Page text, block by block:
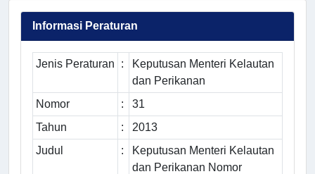
Informasi Peraturan
Jenis Peraturan :
Keputusan Menteri Kelautan
dan Perikanan
Nomor
:
31
Tahun
:
2013
Judul
:
Keputusan Menteri Kelautan
dan Perikanan Nomor